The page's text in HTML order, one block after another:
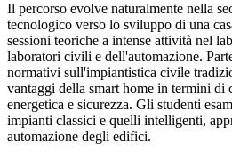
Il percorso evolve naturalmente nella
tecnologico verso lo sviluppo di una
sessioni teoriche a intense attività nel
laboratori civili e dell'automazione.
normativi sull'impiantistica civile
vantaggi della smart home in termini di
energetica e sicurezza. Gli studenti
impianti classici e quelli intelligenti,
automazione degli edifici.